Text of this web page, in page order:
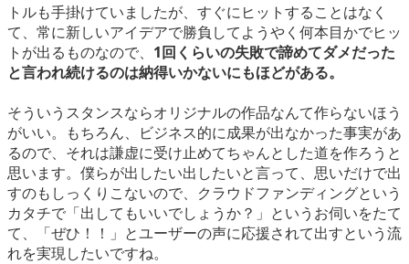
トルも手掛けていましたが、すぐにヒットすることはなく
て、常に新しいアイデアで勝負してようやく何本目かでヒッ
トが出るものなので、 1回くらいの失敗で諦めてダメだった
と言われ続けるのは納得いかないにもほどがある。
そういうスタンスならオリジナルの作品なんて作らないほう
がいい。もちろん、ビジネス的に成果が出なかった事実があ
るので、それは謙虚に受け止めてちゃんとした道を作ろうと
思います。僕らが出したい出したいと言って、思いだけで出
すのもしっくりこないので、クラウドファンディングという
カタチで「出してもいいでしょうか？」というお伺いをたて
て、「ぜひ！！」とユーザーの声に応援されて出すという流
れを実現したいですね。